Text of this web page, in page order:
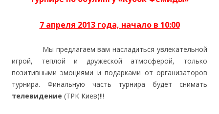
7 апреля 2013 года, начало в 10:00
Мы предлагаем вам насладиться увлекательной
игрой, теплой и дружеской атмосферой, только
позитивными эмоциями и подарками от организаторов
турнира. Финальную часть турнира будет снимать
телевидение (ТРК Киев)!!!